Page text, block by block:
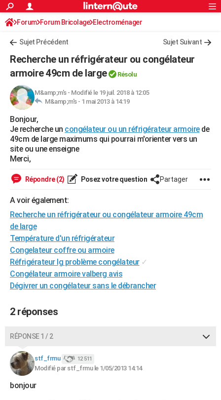
ACTUALITÉS
Politique
Société
Faits Divers
Education
Monde
Villes
+
Programme TV
Streaming
Sorties cinéma
FINANCE
Retraite
Impôts
Epargne
Immobilier
Risques naturels par ville
Banque
Assurance
Crédit
AUTO
Essais
Réserver un essai
Citadines
Berlines
SUV
Forum auto
HIGH-TECH
Mobiles
Meilleur smartphone
Internet
Ordinateurs
Jeux vidéo
Guide high-tech
+BRICOLAGE
Forum
Aménagement intérieur
Extérieur
Cuisine
Salle de bains
Jardinage
Rangement
WEEK-END
LIFESTYLE
Alimentation
Guide de la santé
Maladies
Médicaments
Sommeil
VOYAGE
Destinations
City break
Voyage nature
Voyage de noces
Forum
Climat
+PHOTO
GUIDES D'ACHAT
BONS PLANS
Carte de Noël
Carte Bonne année
Carte Saint-Valentin
Carte Pâques
Carte d'anniversaire
DICTIONNAIRE
Dictionnaire
Biographies
Citations
Expressions
Proverbes
PROGRAMME TV
COPAINS D'AVANT
S'inscrire
Se connecter
Lycées
Collèges
Primaires
Universités
Entreprises
Service militaire
Avis de recherche
AVIS DE DÉCÈS
S'inscrire
Connexion
Forum Forum Bricolage Electroménager
Sujet Précédent Sujet Suivant
Recherche un réfrigérateur ou congélateur
armoire 49cm de large
Résolu
M&amp;m's- Modifié le 19 juil. 2018 à 12:05
M&amp;m's - 1 mai 2013 à 14:19
Bonjour,
Je recherche un congélateur ou un réfrigérateur armoirede
49cm de large maximums qui pourrai m'orienter vers un
site ou une enseigne
Merci,
Répondre (2) Posez votre question Partager
A voir également:
Recherche un réfrigérateur ou congélateur armoire 49cm
de large
Température d'un réfrigérateur
Congelateur coffre ou armoire
Réfrigérateur lg problème congélateur ✓
Congélateur armoire valberg avis
Dégivrer un congélateur sans le débrancher
2 réponses
RÉPONSE 1 / 2
stf_frmu 12 511
Modifié par stf_frmu le 1/05/2013 14:14
bonjour